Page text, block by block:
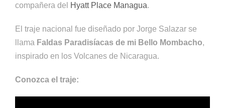
compañera del
Hyatt Place Managua.
El traje nacional fue diseñado por Jorge Salazar se
llama Faldas Paradisíacas de mi Bello Mombacho,
inspirado en los Volcanes de Nicaragua.
Conozca el traje: